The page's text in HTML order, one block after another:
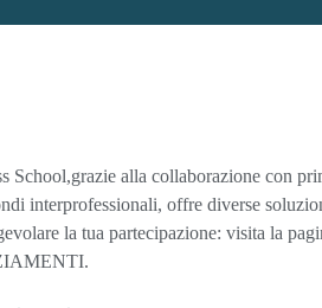
School,grazie alla collaborazione con
interprofessionali, offre diverse
la tua partecipazione: visita la